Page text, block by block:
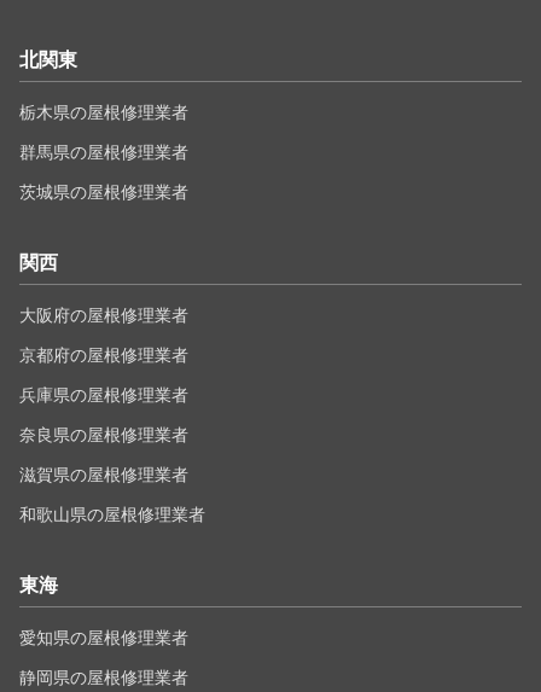
北関東
栃木県の屋根修理業者
群馬県の屋根修理業者
茨城県の屋根修理業者
関西
大阪府の屋根修理業者
京都府の屋根修理業者
兵庫県の屋根修理業者
奈良県の屋根修理業者
滋賀県の屋根修理業者
和歌山県の屋根修理業者
東海
愛知県の屋根修理業者
静岡県の屋根修理業者